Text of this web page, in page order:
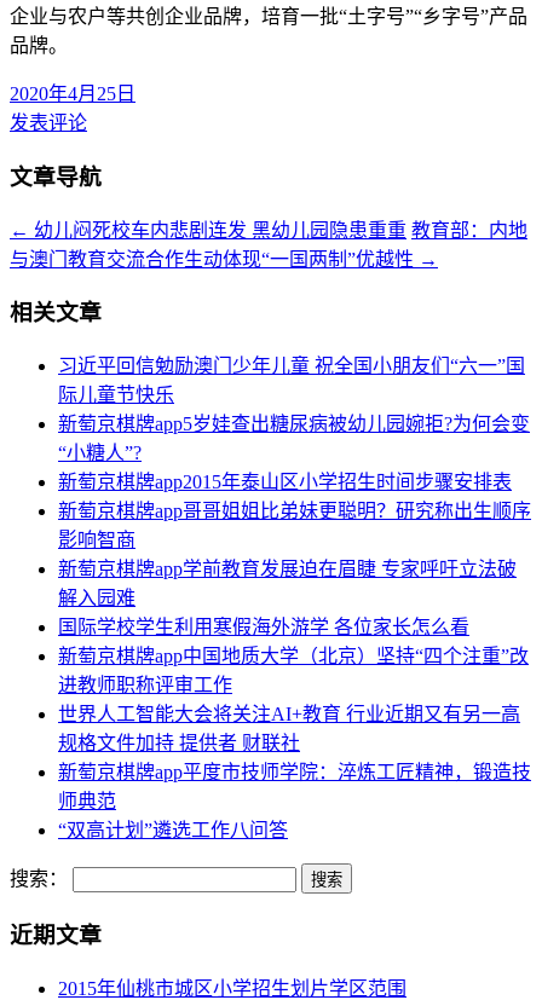
企业与农户等共创企业品牌，培育一批“土字号”“乡字号”产品
品牌。
2020年4月25日
发表评论
文章导航
← 幼儿闷死校车内悲剧连发 黑幼儿园隐患重重 教育部：内地
与澳门教育交流合作生动体现“一国两制”优越性 →
相关文章
习近平回信勉励澳门少年儿童 祝全国小朋友们“六一”国
际儿童节快乐
新萄京棋牌app5岁娃查出糖尿病被幼儿园婉拒?为何会变
“小糖人”?
新萄京棋牌app2015年泰山区小学招生时间步骤安排表
新萄京棋牌app哥哥姐姐比弟妹更聪明？研究称出生顺序
影响智商
新萄京棋牌app学前教育发展迫在眉睫 专家呼吁立法破
解入园难
国际学校学生利用寒假海外游学 各位家长怎么看
新萄京棋牌app中国地质大学（北京）坚持“四个注重”改
进教师职称评审工作
世界人工智能大会将关注AI+教育 行业近期又有另一高
规格文件加持 提供者 财联社
新萄京棋牌app平度市技师学院：淬炼工匠精神，锻造技
师典范
“双高计划”遴选工作八问答
搜索：
近期文章
2015年仙桃市城区小学招生划片学区范围